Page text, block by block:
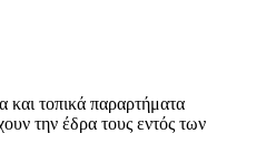
και τοπικά παραρτήματα
την έδρα τους εντός των